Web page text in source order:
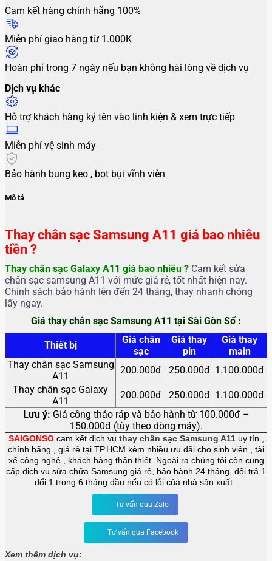
Cam kết hàng chính hãng 100%
Miễn phí giao hàng từ 1.000K
Hoàn phí trong 7 ngày nếu bạn không hài lòng về dịch vụ
Dịch vụ khác
Hỗ trợ khách hàng ký tên vào linh kiện & xem trực tiếp
Miễn phí vệ sinh máy
Bảo hành bung keo , bọt bụi vĩnh viễn
Mô tả
Thay chân sạc Samsung A11 giá bao nhiêu
tiền ?
Thay chân sạc Galaxy A11 giá bao nhiêu ? Cam kết sửa
chân sạc samsung A11 với mức giá rẻ, tốt nhất hiện nay.
Chính sách bảo hành lên đến 24 tháng, thay nhanh chóng
lấy ngay.
Giá thay chân sạc Samsung A11 tại Sài Gòn Số :
Thiết bị
Giá chân
sạc
Giá thay
pin
Giá thay
main
Thay chân sạc Samsung
A11
200.000đ 250.000đ 1.100.000đ
Thay chân sạc Galaxy
A11
200.000đ 250.000đ 1.100.000đ
Lưu ý: Giá công tháo ráp và bảo hành từ 100.000đ –
150.000đ (tùy theo dòng máy).
SAIGONSO cam kết dịch vụ thay chân sạc Samsung A11 uy tín ,
chính hãng , giá rẻ tại TP.HCM kèm nhiều ưu đãi cho sinh viên , tài
xế công nghệ , khách hàng thân thiết. Ngoài ra chúng tôi còn cung
cấp dịch vụ sửa chữa Samsung giá rẻ, bảo hành 24 tháng, đổi trả 1
đổi 1 trong 6 tháng đầu nếu có lỗi của nhà sản xuất.
Tư vấn qua Zalo
Tư vấn qua Facebook
Xem thêm dịch vụ: